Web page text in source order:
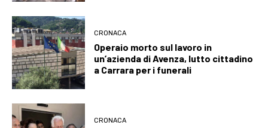
CRONACA
Operaio morto sul lavoro in
un’azienda di Avenza, lutto cittadino
a Carrara per i funerali
CRONACA